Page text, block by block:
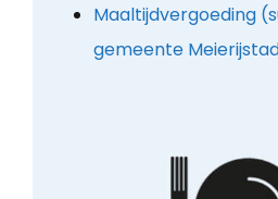
Maaltijdvergoeding
gemeente